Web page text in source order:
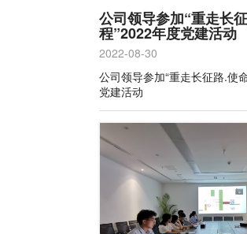
公司领导参加“重走长
程”2022年度党建活动
2022-08-30
公司领导参加“重走长征路.使
党建活动